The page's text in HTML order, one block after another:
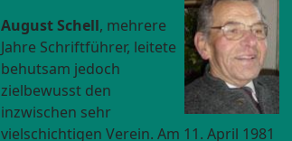
August Schell, mehrere
Jahre Schriftführer, leitete
behutsam jedoch
zielbewusst den
inzwischen sehr
vielschichtigen Verein. Am 11. April 1981